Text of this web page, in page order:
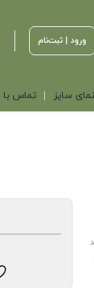
ورود | ثبت‌نام
سایز تماس با